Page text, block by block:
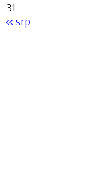
31
« srp